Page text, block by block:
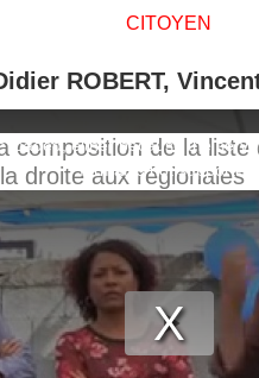
CITOYEN
ROBERT,